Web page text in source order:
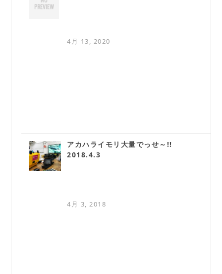
4月 13, 2020
アカハライモリ大量でっせ～!!
2018.4.3
4月 3, 2018